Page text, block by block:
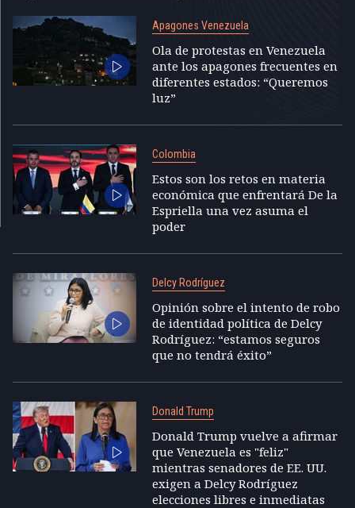
Apagones Venezuela
Ola de protestas en Venezuela
ante los apagones frecuentes en
diferentes estados: “Queremos
luz”
Colombia
Estos son los retos en materia
económica que enfrentará De la
Espriella una vez asuma el
poder
Delcy Rodríguez
Opinión sobre el intento de robo
de identidad política de Delcy
Rodríguez: “estamos seguros
que no tendrá éxito”
Donald Trump
Donald Trump vuelve a afirmar
que Venezuela es "feliz"
mientras senadores de EE. UU.
exigen a Delcy Rodríguez
elecciones libres e inmediatas